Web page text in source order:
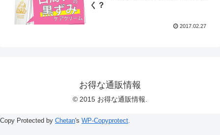
く？
2017.02.27
お得な通販情報
© 2015 お得な通販情報.
Copy Protected by Chetan's WP-Copyprotect